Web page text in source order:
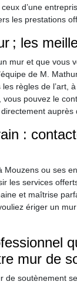
d’une
les prestations
; les
mur et que vous
de M.
règles de l’art,
pouvez le
auprès
:
Mouzens ou ses
les services
et maîtrise
ériger un
mur de
de soutènement